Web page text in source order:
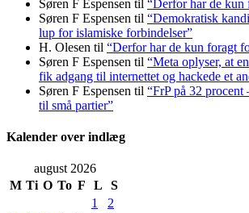
Søren F Espensen til “Derfor har de kun
Søren F Espensen til “Demokratisk
lup for islamiske forbindelser”
H. Olesen til “Derfor har de kun foragt
Søren F Espensen til “Meta oplyser, at
fik adgang til internettet og hackede et
Søren F Espensen til “FrP på 32 procent
til små partier”
Kalender over indlæg
august 2026
M Ti O To F L
S
1
2